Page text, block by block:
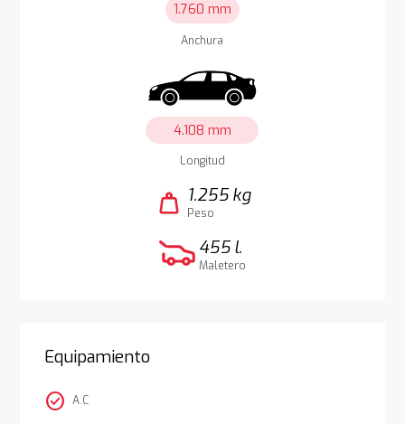
1.760 mm
Anchura
4.108 mm
Longitud
weight 1.255 kg
Peso
455 l.
Maletero
Equipamiento
check_circle A.C